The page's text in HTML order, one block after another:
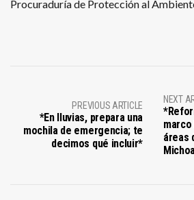
Procuraduría de Protección al
PREVIOUS ARTICLE
*En lluvias, prepara una
mochila de emergencia; te
decimos qué incluir*
NEXT
áreas